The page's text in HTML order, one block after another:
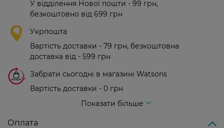
У відділення Нової пошти - 99 грн,
безкоштовно від 699 грн
Укрпошта
Вартість доставки - 79 грн, безкоштовна
доставка від - 599 грн
Забрати сьогодні в магазині Watsons
Вартість доставки - 0 грн
Показати більше
Оплата